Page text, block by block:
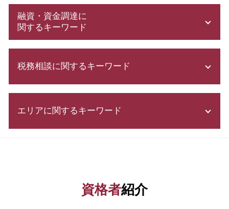
募集 設立
事業計画書 書き方
合同 会社 とは
有限 責任
決算月 決め方
節税対策 法人
会社設立 税理士
融資・資金調達に
関するキーワード
会社 資本金
日本政策金融公庫 とは
日本政策金融公庫 金利
起業 補助金
資金 調達 個人
税務相談に関するキーワード
青色申告 特別控除
エリアに関するキーワード
会社設立 中央区 税理士
税務相談 東京都 相談
資格者紹介